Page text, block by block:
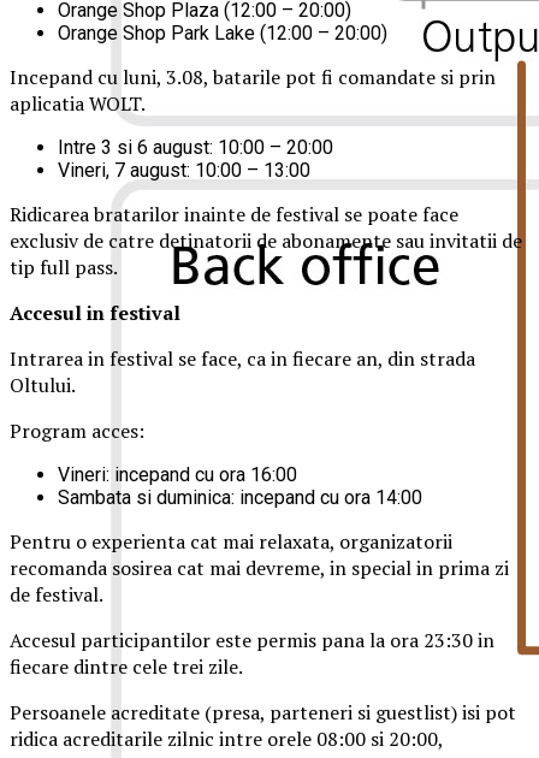
Orange Shop Plaza (12:00 – 20:00)
Orange Shop Park Lake (12:00 – 20:00)
Incepand cu luni, 3.08, batarile pot fi comandate si prin
aplicatia WOLT.
Intre 3 si 6 august: 10:00 – 20:00
Vineri, 7 august: 10:00 – 13:00
Ridicarea bratarilor inainte de festival se poate face
exclusiv de catre detinatorii de abonamente sau invitatii de
tip full pass.
Accesul in festival
Intrarea in festival se face, ca in fiecare an, din strada
Oltului.
Program acces:
Vineri: incepand cu ora 16:00
Sambata si duminica: incepand cu ora 14:00
Pentru o experienta cat mai relaxata, organizatorii
recomanda sosirea cat mai devreme, in special in prima zi
de festival.
Accesul participantilor este permis pana la ora 23:30 in
fiecare dintre cele trei zile.
Persoanele acreditate (presa, parteneri si guestlist) isi pot
ridica acreditarile zilnic intre orele 08:00 si 20:00,